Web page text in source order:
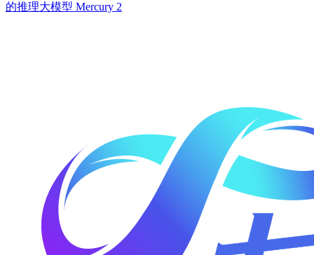
的推理大模型 Mercury 2